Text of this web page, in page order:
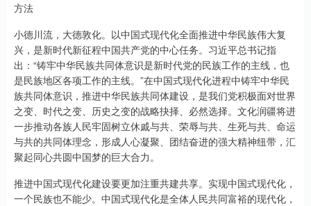
方法
小德川流，大德敦化。以中国式现代化全面推进中华民族伟大复
兴，是新时代新征程中国共产党的中心任务。习近平总书记指
出：“铸牢中华民族共同体意识是新时代党的民族工作的主线，也
是民族地区各项工作的主线。”在中国式现代化进程中铸牢中华民
族共同体意识，推进中华民族共同体建设，是我们党积极面对世界
之变、时代之变、历史之变的战略抉择、必然选择。文化润疆将进
一步推动各族人民牢固树立休戚与共、荣辱与共、生死与共、命运
与共的共同体理念，形成人心凝聚、团结奋进的强大精神纽带，汇
聚起同心共圆中国梦的巨大合力。
推进中国式现代化建设要更加注重共建共享。实现中国式现代化，
一个民族也不能少。中国式现代化是全体人民共同富裕的现代化，